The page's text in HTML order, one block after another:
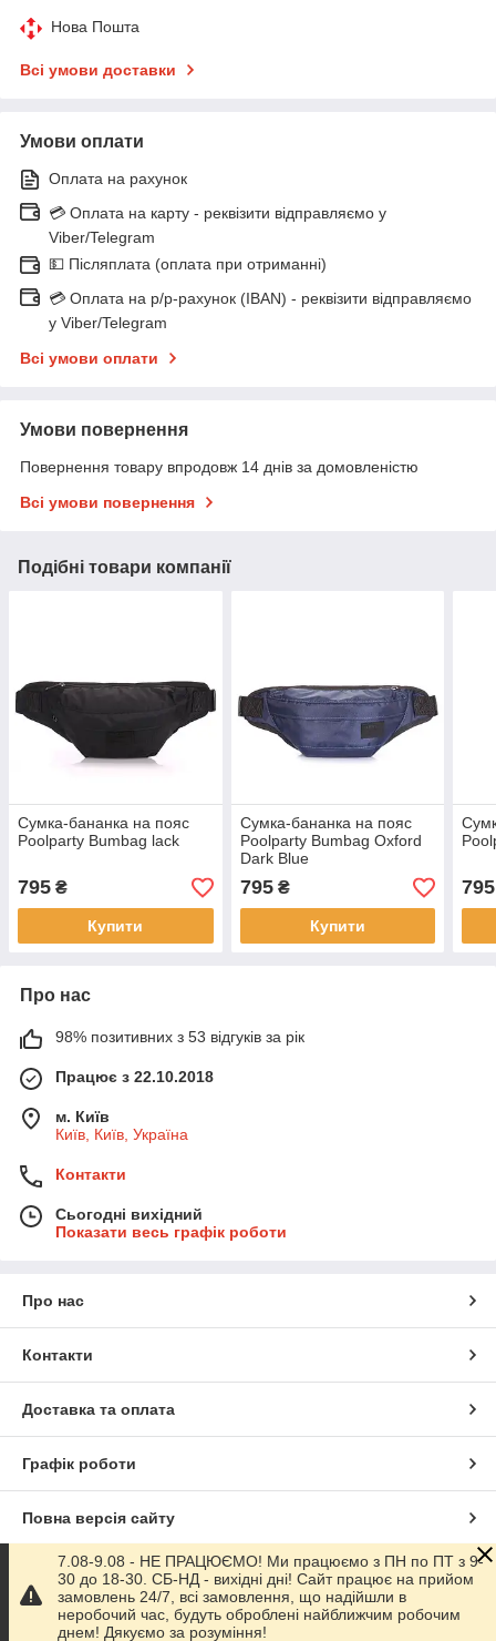
Нова Пошта
Всі умови доставки
Умови оплати
Оплата на рахунок
💳 Оплата на карту - реквізити відправляємо у
Viber/Telegram
💵 Післяплата (оплата при отриманні)
💳 Оплата на р/р-рахунок (IBAN) - реквізити відправляємо
у Viber/Telegram
Всі умови оплати
Умови повернення
Повернення товару впродовж 14 днів за домовленістю
Всі умови повернення
Подібні товари компанії
Сумка-бананка на пояс
Poolparty Bumbag lack
795 ₴
Купити
Сумка-бананка на пояс
Poolparty Bumbag Oxford
Dark Blue
795₴
Купити
795
Про нас
98% позитивних з 53 відгуків за рік
Працює з 22.10.2018
м. Київ
Київ, Київ, Україна
Контакти
Сьогодні вихідний
Показати весь графік роботи
Про нас
Контакти
Доставка та оплата
Графік роботи
Повна версія сайту
Сайт створено на маркетплейсіProm.ua
Політика конфіденційності
7.08-9.08 - НЕ ПРАЦЮЄМО! Ми працюємо з ПН по ПТ з 9-
30 до 18-30. СБ-НД - вихідні дні! Сайт працює на прийом
замовлень 24/7, всі замовлення, що надійшли в
неробочий час, будуть оброблені найближчим робочим
днем! Дякуємо за розуміння!